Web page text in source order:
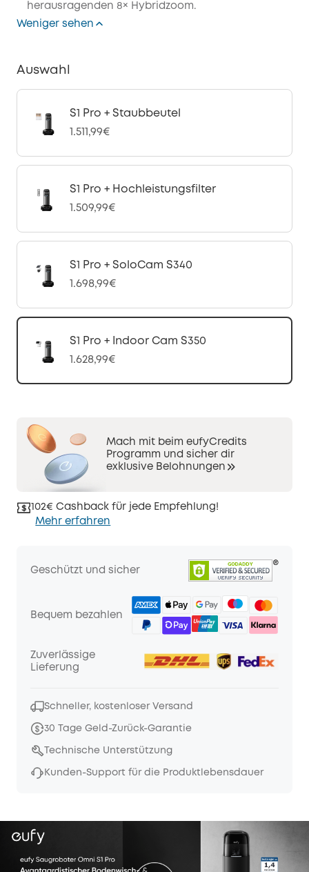
herausragenden 8× Hybridzoom.
Weniger sehen
Auswahl
S1 Pro + Staubbeutel
1.511,99€
S1 Pro + Hochleistungsfilter
1.509,99€
S1 Pro + SoloCam S340
1.698,99€
S1 Pro + Indoor Cam S350
1.628,99€
Mach mit beim eufyCredits
Programm und sicher dir
exklusive Belohnungen
102€ Cashback für jede Empfehlung!
Mehr erfahren
Geschützt und sicher
Bequem bezahlen
Zuverlässige
Lieferung
Schneller, kostenloser Versand
30 Tage Geld-Zurück-Garantie
Technische Unterstützung
Kunden-Support für die Produktlebensdauer